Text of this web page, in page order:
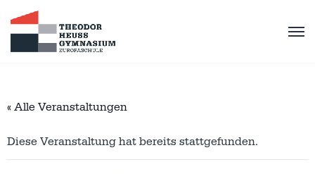
« Alle Veranstaltungen
Diese Veranstaltung hat bereits stattgefunden.